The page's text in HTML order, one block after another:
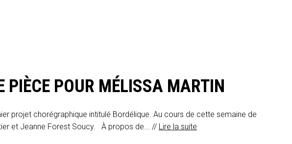
PIÈCE POUR MÉLISSA MARTIN
projet chorégraphique intitulé Bordélique. Au cours de cette semaine de
et Jeanne Forest Soucy. À propos de... // Lire la suite